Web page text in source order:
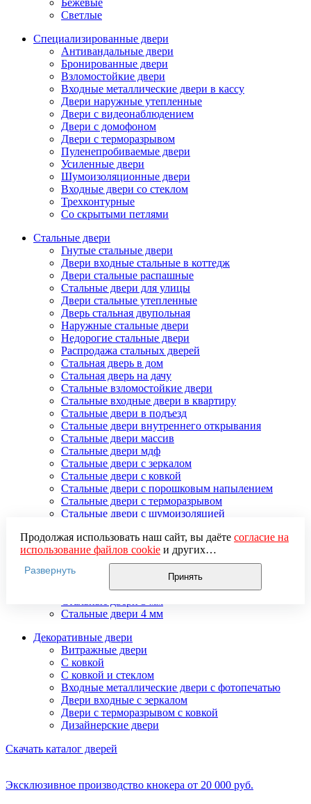
Бежевые
Светлые
Специализированные двери
Антивандальные двери
Бронированные двери
Взломостойкие двери
Входные металлические двери в кассу
Двери наружные утепленные
Двери с видеонаблюдением
Двери с домофоном
Двери с терморазрывом
Пуленепробиваемые двери
Усиленные двери
Шумоизоляционные двери
Входные двери со стеклом
Трехконтурные
Со скрытыми петлями
Стальные двери
Гнутые стальные двери
Двери входные стальные в коттедж
Двери стальные распашные
Стальные двери для улицы
Двери стальные утепленные
Дверь стальная двупольная
Наружные стальные двери
Недорогие стальные двери
Распродажа стальных дверей
Стальная дверь в дом
Стальная дверь на дачу
Стальные взломостойкие двери
Стальные входные двери в квартиру
Стальные двери в подъезд
Стальные двери внутреннего открывания
Стальные двери массив
Стальные двери мдф
Стальные двери с зеркалом
Стальные двери с ковкой
Стальные двери с порошковым напылением
Стальные двери с терморазрывом
Стальные двери с шумоизоляцией
Стальные двери тамбурные
Стальные двустворчатые двери
Усиленные стальные двери
Элитные стальные входные двери
Стальные двери 2 мм
Стальные двери 4 мм
Декоративные двери
Витражные двери
С ковкой
С ковкой и стеклом
Входные металлические двери с фотопечатью
Двери входные с зеркалом
Двери с терморазрывом с ковкой
Дизайнерские двери
Скачать каталог дверей
Эксклюзивное производство кнокера от 20 000 руб.
Продолжая использовать наш сайт, вы даёте согласие на
использование файлов cookieи других
пользовательских данных (включая IP-адрес, сведения о
местоположении, устройстве, действиях на сайте и т. п.)
для функционирования сайта, проведения
использования систем аналитики (например,
обработки персональных данных.
Если вы не хотите, чтобы ваши данные обрабатывались,
настройте ограничения в браузере или покиньте сайт.
Развернуть
Принять